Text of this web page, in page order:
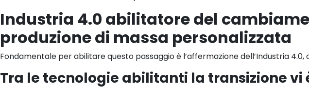
Industria 4.0 abilitatore del
produzione di massa personalizzata
Fondamentale per abilitare questo passaggio è l’affermazione dell’Industria
Tra le tecnologie abilitanti la transizione